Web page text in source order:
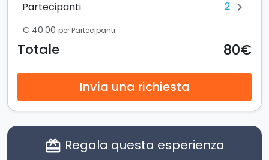
Partecipanti 2 chevron_right
€ 40.00 per Partecipanti
Totale 80€
Invia una richiesta
card_giftcard Regala questa esperienza